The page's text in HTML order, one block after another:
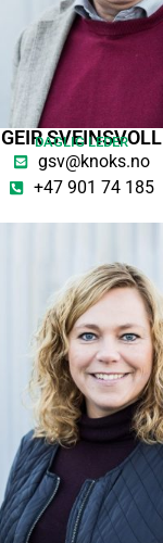
GEIR SVEINSVOLL
DAGLIG LEDER
gsv@knoks.no
+47 901 74 185